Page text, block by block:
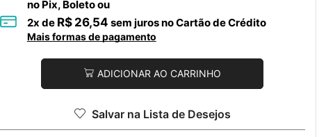
no Pix, Boleto ou
2x de R$ 26,54 sem juros no Cartão de Crédito
Mais formas de pagamento
ADICIONAR AO CARRINHO
Salvar na Lista de Desejos